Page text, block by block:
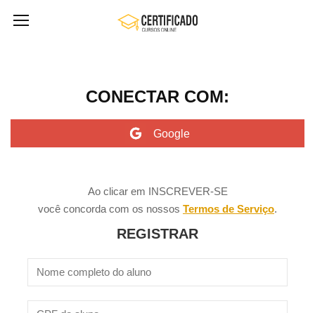
CONECTAR COM:
Ao clicar em INSCREVER-SE
você concorda com os nossos Termos de Serviço.
REGISTRAR